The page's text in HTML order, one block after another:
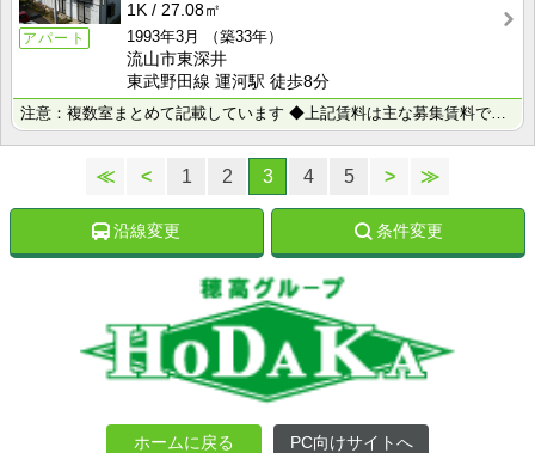
アパート
1K
27.08㎡
1993年3月
（築33年）
流山市東深井
東武野田線 運河駅 徒歩8分
注意：複数室まとめて記載しています ◆上記賃料は主な募集賃料です（3.4万円～3.9万円） ◆･･･
≪ < 1 2 3 4 5 > ≫
沿線変更 条件変更
ホームに戻る PC向けサイトへ